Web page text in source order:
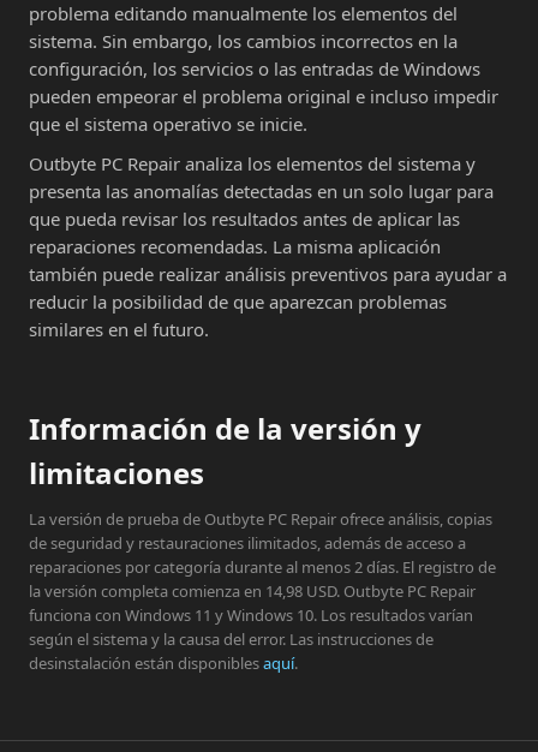
problema editando manualmente los elementos del
sistema. Sin embargo, los cambios incorrectos en la
configuración, los servicios o las entradas de Windows
pueden empeorar el problema original e incluso impedir
que el sistema operativo se inicie.
Outbyte PC Repair analiza los elementos del sistema y
presenta las anomalías detectadas en un solo lugar para
que pueda revisar los resultados antes de aplicar las
reparaciones recomendadas. La misma aplicación
también puede realizar análisis preventivos para ayudar a
reducir la posibilidad de que aparezcan problemas
similares en el futuro.
Información de la versión y
limitaciones
La versión de prueba de Outbyte PC Repair ofrece análisis, copias
de seguridad y restauraciones ilimitados, además de acceso a
reparaciones por categoría durante al menos 2 días. El registro de
la versión completa comienza en 14,98 USD. Outbyte PC Repair
funciona con Windows 11 y Windows 10. Los resultados varían
según el sistema y la causa del error. Las instrucciones de
desinstalación están disponiblesaquí.